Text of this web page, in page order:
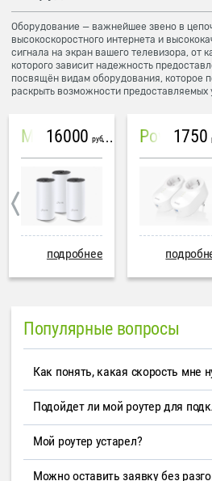
Оборудование — важнейшее звено в
высокоскоростного интернета и
сигнала на экран вашего телевизора, от
которого зависит надежность
посвящён видам оборудования, которое
раскрыть возможности предоставляемых
Mesh система TP-Link Deco M4 (3 устройства)
16000 руб
подробнее
1750
Популярные вопросы
Как понять, какая скорость мне
Подойдет ли мой роутер для
Мой роутер устарел?
Можно оставить заявку без